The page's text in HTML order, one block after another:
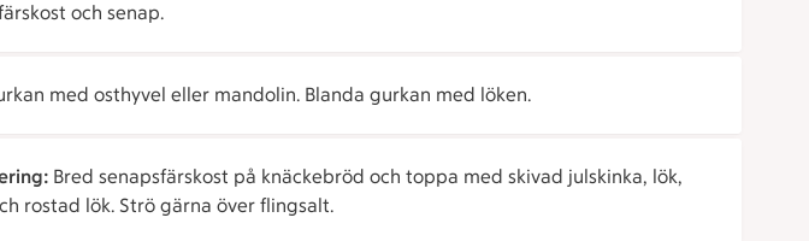
och senap.
med osthyvel eller mandolin. Blanda gurkan med löken.
Bred senapsfärskost på knäckebröd och toppa med skivad julskinka, lök,
rostad lök. Strö gärna över flingsalt.